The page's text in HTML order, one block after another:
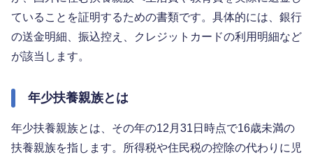
ていることを証明するための書類です。具体的には、銀行
の送金明細、振込控え、クレジットカードの利用明細など
が該当します。
年少扶養親族とは
年少扶養親族とは、その年の12月31日時点で16歳未満の
扶養親族を指します。所得税や住民税の控除の代わりに児